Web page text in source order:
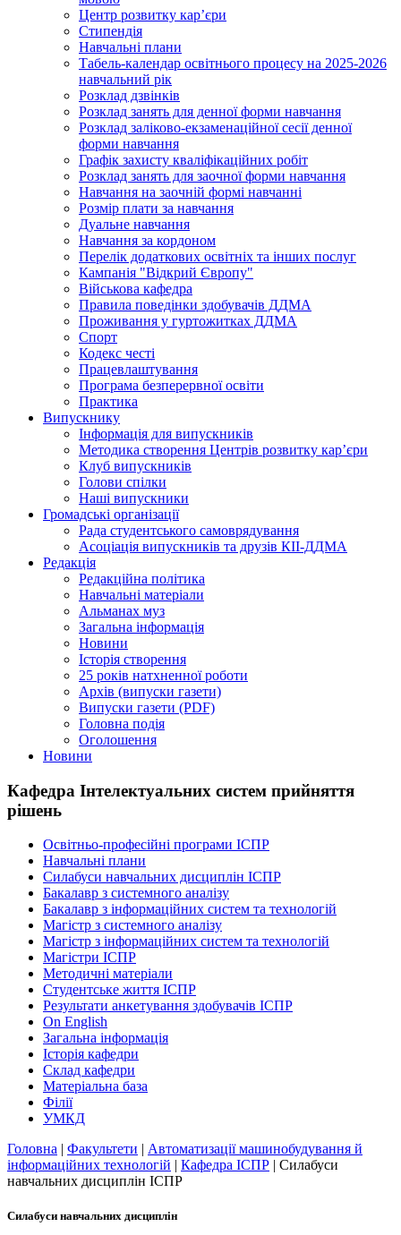
Центр розвитку кар’єри
Стипендія
Навчальні плани
Табель-календар освітнього процесу на 2025-2026
навчальний рік
Розклад дзвінків
Розклад занять для денної форми навчання
Розклад заліково-екзаменаційної сесії денної
форми навчання
Графік захисту кваліфікаційних робіт
Розклад занять для заочної форми навчання
Навчання на заочній формі навчанні
Розмір плати за навчання
Дуальне навчання
Навчання за кордоном
Перелік додаткових освітніх та інших послуг
Кампанія "Відкрий Європу"
Військова кафедра
Правила поведінки здобувачів ДДМА
Проживання у гуртожитках ДДМА
Спорт
Кодекс честі
Працевлаштування
Програма безперервної освіти
Практика
Випускнику
Інформація для випускників
Методика створення Центрів розвитку кар’єри
Клуб випускників
Голови спілки
Наші випускники
Громадські організації
Рада студентського самоврядування
Асоціація випускників та друзів КІІ-ДДМА
Редакція
Редакційна політика
Навчальні матеріали
Альманах муз
Загальна інформація
Новини
Історія створення
25 років натхненної роботи
Архів (випуски газети)
Випуски газети (PDF)
Головна подія
Оголошення
Новини
Кафедра Інтелектуальних систем прийняття
рішень
Освітньо-професійні програми ІСПР
Навчальні плани
Силабуси навчальних дисциплін ІСПР
Бакалавр з системного аналізу
Бакалавр з інформаційних систем та технологій
Магістр з системного аналізу
Магістр з інформаційних систем та технологій
Магістри ІСПР
Методичнi матерiали
Студентське життя ІСПР
Результати анкетування здобувачів ІСПР
On English
Загальна інформація
Історія кафедри
Склад кафедри
Матеріальна база
Філії
УМКД
Головна | Факультети | Автоматизації машинобудування й
інформаційних технологій | Кафедра ІСПР | Силабуси
навчальних дисциплін ІСПР
Силабуси навчальних дисциплін